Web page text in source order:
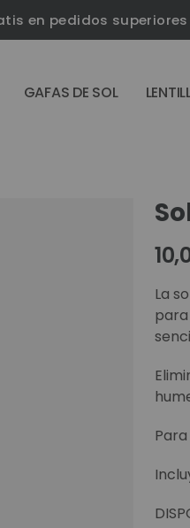
en pedidos
GAFAS DE SOL
La